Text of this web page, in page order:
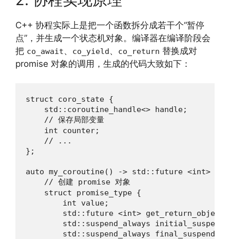
C++ 协程实际上是把一个函数拆分成若干个“暂停
点”，并生成一个状态机对象。编译器在编译阶段会
把 co_await、 co_yield、 co_return 替换成对
promise 对象的调用，生成的代码大致如下：
struct coro_state {
    std::coroutine_handle<> handle;
    // 保存局部变量
    int counter;
    // ...
};
auto my_coroutine() -> std::future <int> {
    // 创建 promise 对象
    struct promise_type {
        int value;
std::future <int>
std::suspend_always
std::suspend_always final_suspend()